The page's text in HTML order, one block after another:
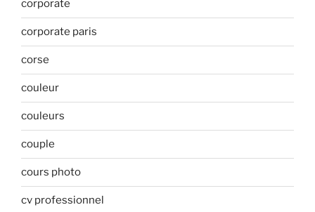
corporate
corporate paris
corse
couleur
couleurs
couple
cours photo
cv professionnel